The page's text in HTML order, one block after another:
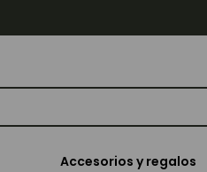
Accesorios y regalos